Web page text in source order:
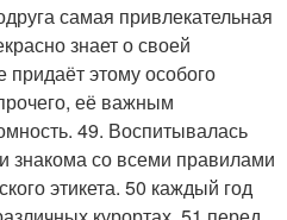
самая привлекательная
знает о своей
этому особого
её важным
49. Воспитывалась
знакома со всеми правилами
этикета. 50 каждый год